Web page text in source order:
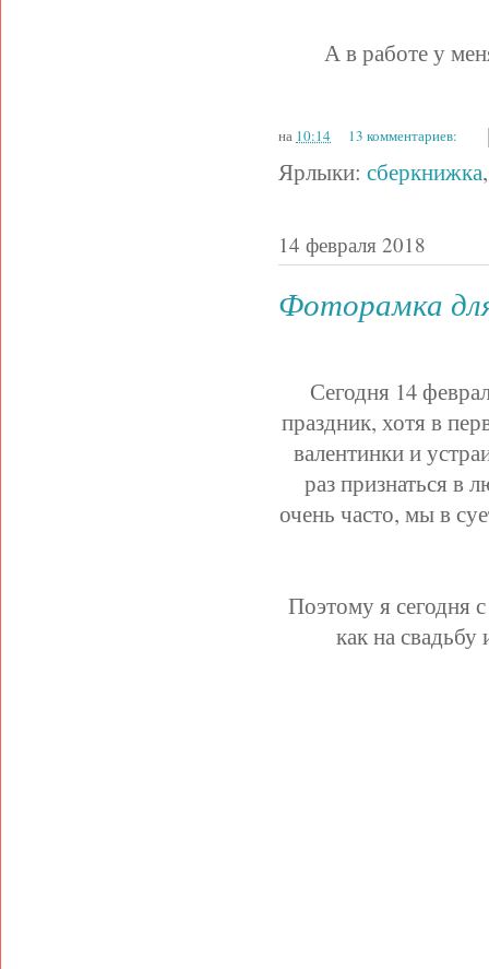
А в работе у
на 10:14 13 комментариев:
Ярлыки: сберкнижка
14 февраля 2018
Фоторамка
Сегодня 14
праздник, хотя в
валентинки и
раз признаться в
очень часто, мы в
Поэтому я сегодня
как на